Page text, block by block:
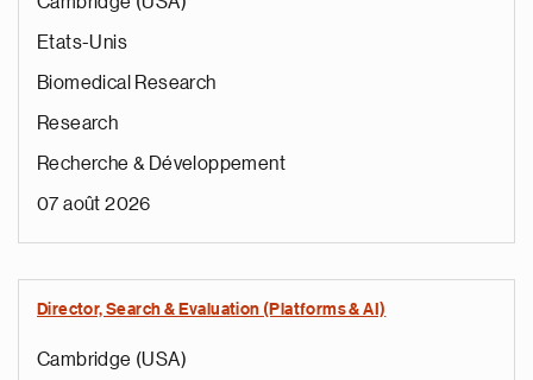
Etats-Unis
Biomedical Research
Research
Recherche & Développement
07 août 2026
Director, Search & Evaluation (Platforms & AI)
Cambridge (USA)